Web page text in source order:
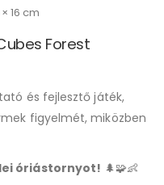
× 16 cm
Forest
és fejlesztő játék,
figyelmét, miközben
óriástornyot! 🌲🧩👶